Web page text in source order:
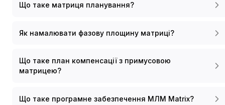
Що таке матриця планування?
Як намалювати фазову площину матриці?
Що таке план компенсації з примусовою
матрицею?
Що таке програмне забезпечення МЛМ Matrix?